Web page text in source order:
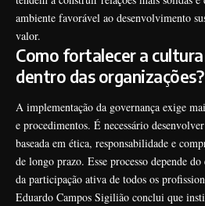
ambiente favorável ao desenvolvimento
valor.
Como fortalecer a
dentro das organizações?
A implementação da governança exige
e procedimentos. É necessário
baseada em ética, responsabilidade e
de longo prazo. Esse processo depende
da participação ativa de todos os
Eduardo Campos Sigilião conclui que